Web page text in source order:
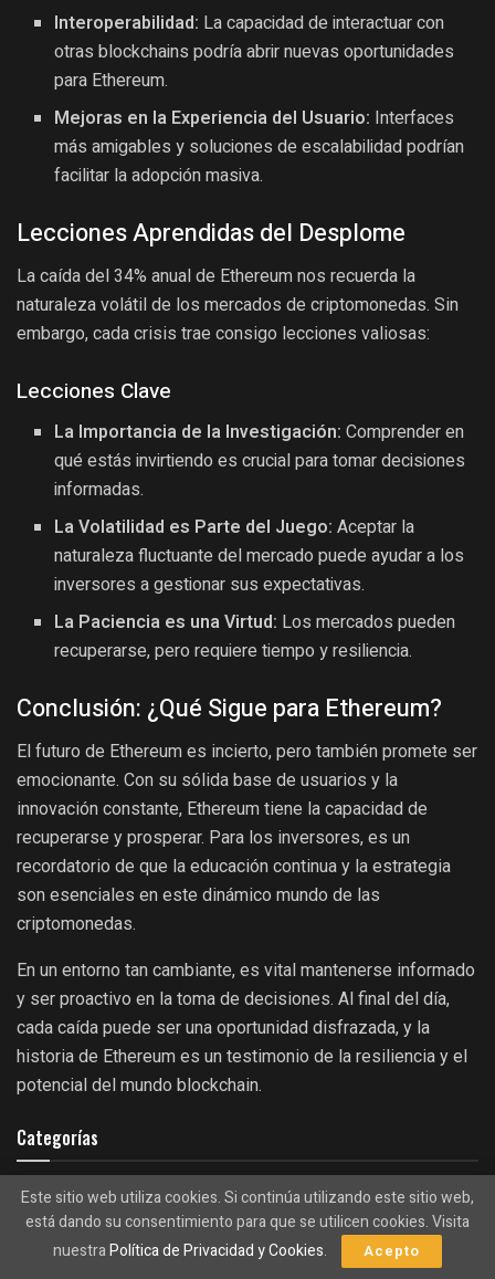
Interoperabilidad: La capacidad de interactuar con
otras blockchains podría abrir nuevas oportunidades
para Ethereum.
Mejoras en la Experiencia del Usuario: Interfaces
más amigables y soluciones de escalabilidad podrían
facilitar la adopción masiva.
Lecciones Aprendidas del Desplome
La caída del 34% anual de Ethereum nos recuerda la
naturaleza volátil de los mercados de criptomonedas. Sin
embargo, cada crisis trae consigo lecciones valiosas:
Lecciones Clave
La Importancia de la Investigación: Comprender en
qué estás invirtiendo es crucial para tomar decisiones
informadas.
La Volatilidad es Parte del Juego: Aceptar la
naturaleza fluctuante del mercado puede ayudar a los
inversores a gestionar sus expectativas.
La Paciencia es una Virtud: Los mercados pueden
recuperarse, pero requiere tiempo y resiliencia.
Conclusión: ¿Qué Sigue para Ethereum?
El futuro de Ethereum es incierto, pero también promete ser
emocionante. Con su sólida base de usuarios y la
innovación constante, Ethereum tiene la capacidad de
recuperarse y prosperar. Para los inversores, es un
recordatorio de que la educación continua y la estrategia
son esenciales en este dinámico mundo de las
criptomonedas.
En un entorno tan cambiante, es vital mantenerse informado
y ser proactivo en la toma de decisiones. Al final del día,
cada caída puede ser una oportunidad disfrazada, y la
historia de Ethereum es un testimonio de la resiliencia y el
potencial del mundo blockchain.
Categorías
AltcoinsAnálisis Argentina BillonariosBinance Brasil Cardano
CBDC China Coinbase CryptoSpain DeFi DEXES Dogecoin El Salvador
Empresa España Estados UnidosEstafasEuropa Eventos
Este sitio web utiliza cookies. Si continúa utilizando este sitio web,
está dando su consentimiento para que se utilicen cookies. Visita
nuestraPolítica de Privacidad y Cookies. Acepto